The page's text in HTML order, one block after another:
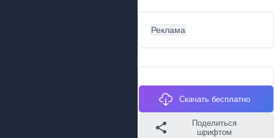
Реклама
Скачать бесплатно
Поделиться
шрифтом